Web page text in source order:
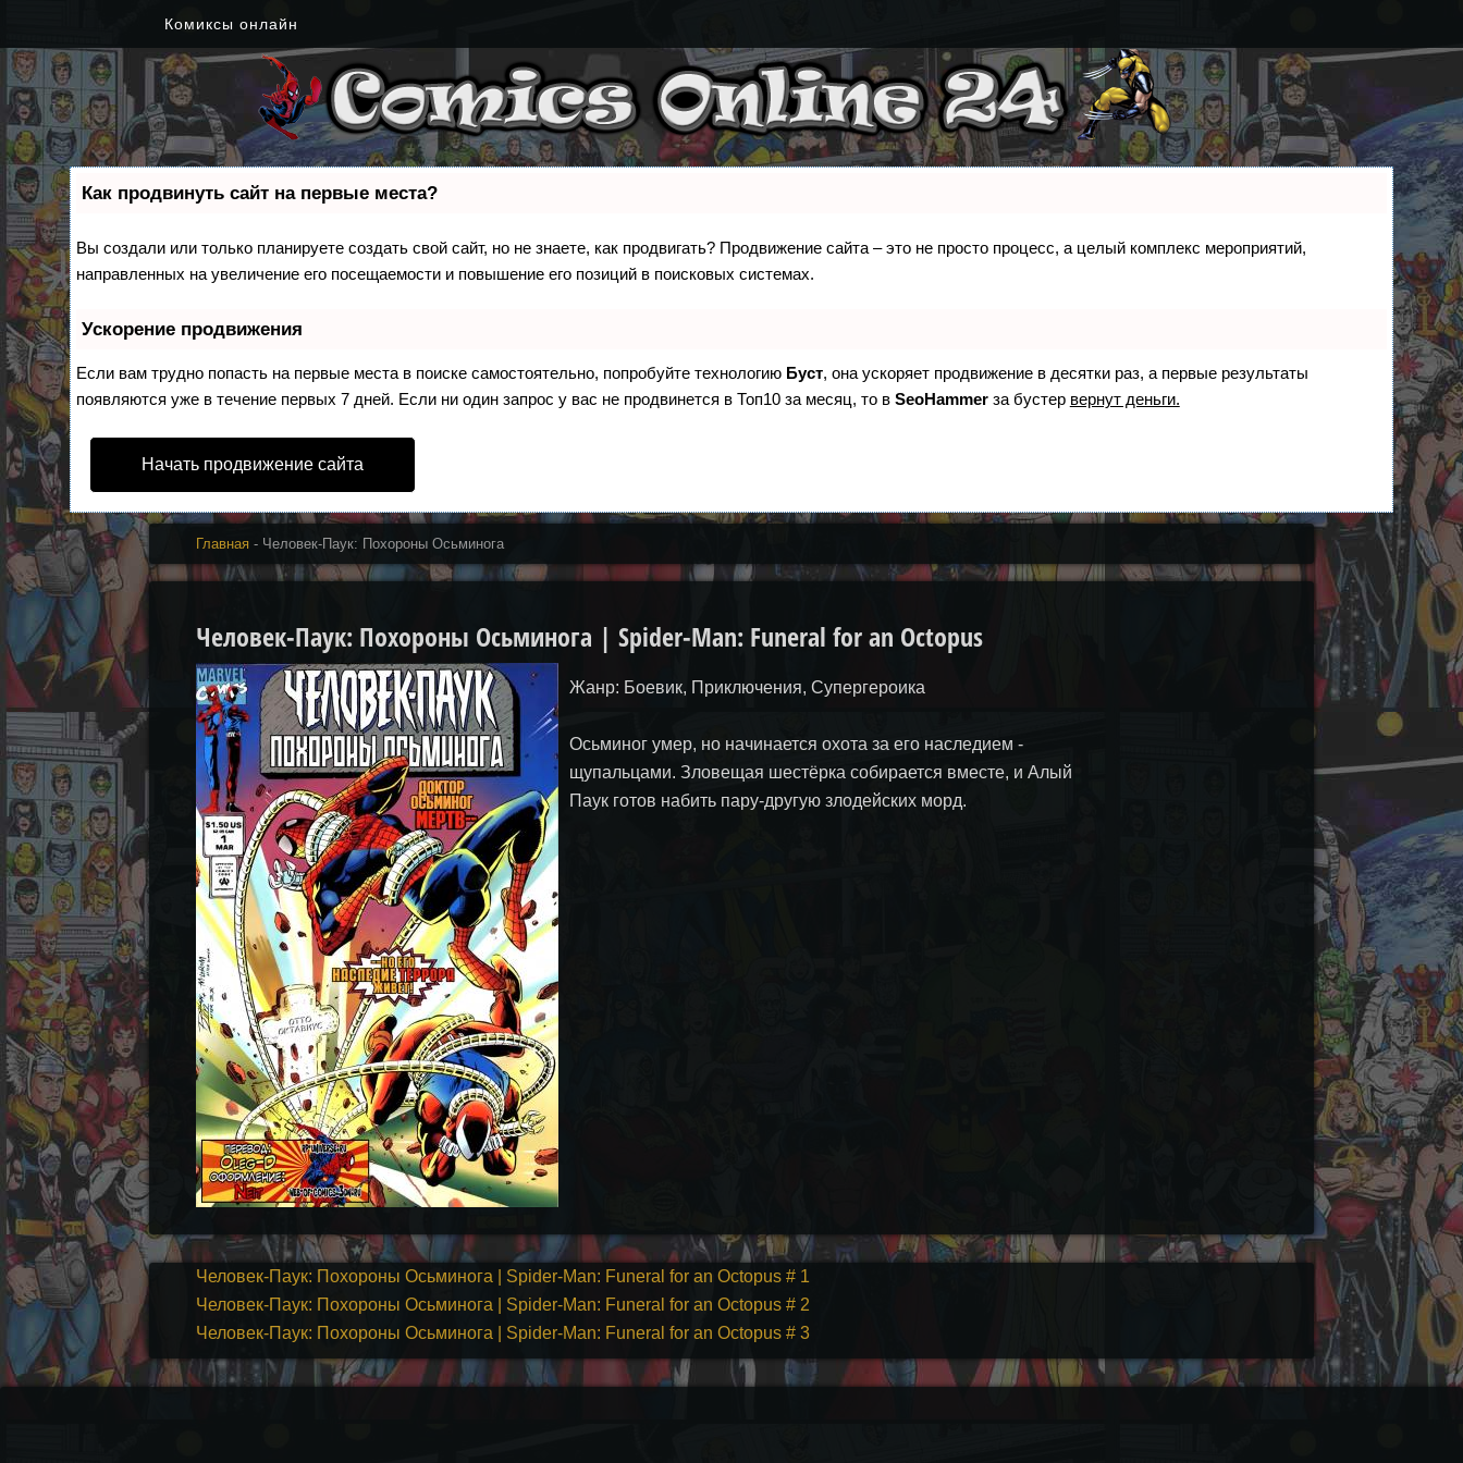
Комиксы онлайн
Как продвинуть сайт на первые места?
Вы создали или только планируете создать свой сайт, но не знаете, как продвигать? Продвижение сайта – это не просто процесс, а целый комплекс мероприятий,
направленных на увеличение его посещаемости и повышение его позиций в поисковых системах.
Ускорение продвижения
Если вам трудно попасть на первые места в поиске самостоятельно, попробуйте технологию Буст, она ускоряет продвижение в десятки раз, а первые результаты
появляются уже в течение первых 7 дней. Если ни один запрос у вас не продвинется в Топ10 за месяц, то в SeoHammerза бустер вернут деньги.
Начать продвижение сайта
Главная- Человек-Паук: Похороны Осьминога
Человек-Паук: Похороны Осьминога | Spider-Man: Funeral for an Octopus
Жанр: Боевик, Приключения, Супергероика
Осьминог умер, но начинается охота за его наследием -
щупальцами. Зловещая шестёрка собирается вместе, и Алый
Паук готов набить пару-другую злодейских морд.
Человек-Паук: Похороны Осьминога | Spider-Man: Funeral for an Octopus # 1
Человек-Паук: Похороны Осьминога | Spider-Man: Funeral for an Octopus # 2
Человек-Паук: Похороны Осьминога | Spider-Man: Funeral for an Octopus # 3